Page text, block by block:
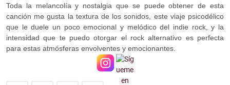
Toda la melancolía y nostalgia que se puede obtener de esta
canción me gusta la textura de los sonidos, este viaje psicodélico
que le duele un poco emocional y melódico del indie rock, y la
intensidad que te puedo otorgar el rock alternativo es perfecta
para estas atmósferas envolventes y emocionantes.